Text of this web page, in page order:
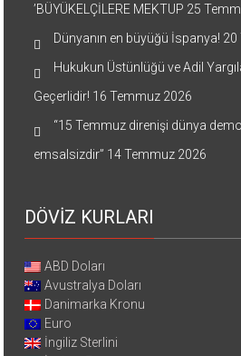
’BÜYÜKELÇİLERE MEKTUP 25
Dünyanın en büyüğü İspanya! 20
Hukukun Üstünlüğü ve Adil
Geçerlidir! 16 Temmuz 2026
“15 Temmuz direnişi dünya
emsalsizdir” 14 Temmuz 2026
DÖVİZ KURLARI
ABD Doları
Avustralya Doları
Danimarka Kronu
Euro
İngiliz Sterlini